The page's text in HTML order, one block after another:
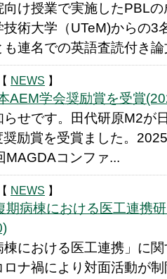
向け授業で実施したPBL
技術大学（UTeM)からの3
も連名での英語査読付き
【 NEWS 】
AEM学会奨励賞を受賞
らせです。田代研原M2が
奨励賞を受賞ました。
MAGDAコンファ...
【 NEWS 】
期病棟における医工連携
棟における医工連携」に
ロナ禍により対面活動が